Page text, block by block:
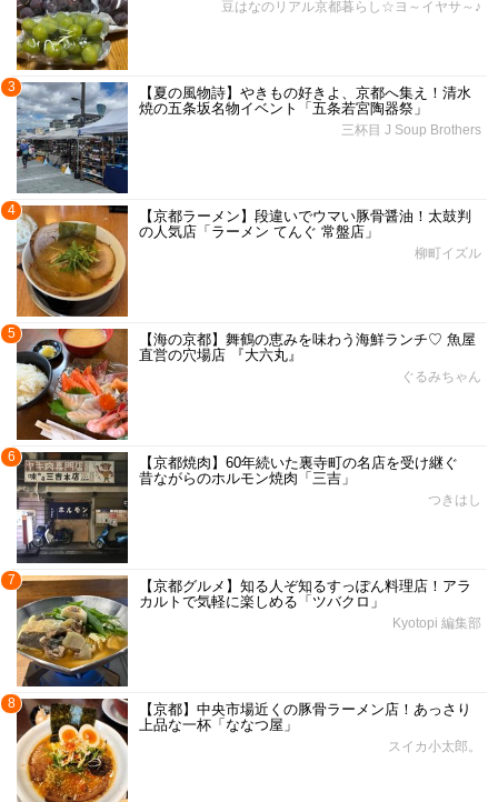
豆はなのリアル京都暮らし☆ヨ～イヤサ～♪
3
【夏の風物詩】やきもの好きよ、京都へ集え！清水
焼の五条坂名物イベント「五条若宮陶器祭」
三杯目 J Soup Brothers
4
【京都ラーメン】段違いでウマい豚骨醤油！太鼓判
の人気店「ラーメン てんぐ 常盤店」
柳町イズル
5
【海の京都】舞鶴の恵みを味わう海鮮ランチ♡ 魚屋
直営の穴場店 『大六丸』
ぐるみちゃん
6
【京都焼肉】60年続いた裏寺町の名店を受け継ぐ
昔ながらのホルモン焼肉「三吉」
つきはし
7
【京都グルメ】知る人ぞ知るすっぽん料理店！アラ
カルトで気軽に楽しめる「ツバクロ」
Kyotopi 編集部
8
【京都】中央市場近くの豚骨ラーメン店！あっさり
上品な一杯「ななつ屋」
スイカ小太郎。